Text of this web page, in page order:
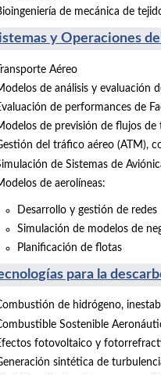
de mecánica de
y Operaciones
Aéreo
de análisis y evaluación
de performances de
de previsión de flujos de
del tráfico aéreo (ATM),
de Sistemas de
de aerolíneas:
Desarrollo y gestión de redes
Simulación de modelos de
Planificación de flotas
para la
de hidrógeno,
Sostenible
fotovoltaico y
sintética de